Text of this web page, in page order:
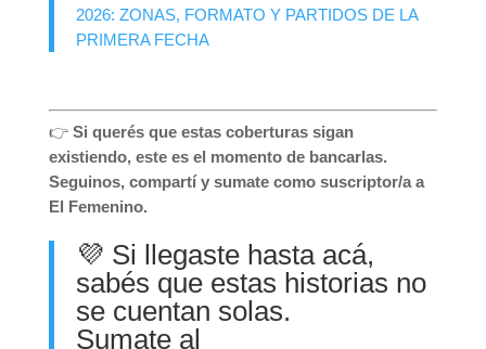
2026: ZONAS, FORMATO Y PARTIDOS DE LA
PRIMERA FECHA
👉 Si querés que estas coberturas sigan
existiendo, este es el momento de bancarlas.
Seguinos, compartí y sumate como suscriptor/a a
El Femenino.
💜 Si llegaste hasta acá,
sabés que estas historias no
se cuentan solas.
Sumate al